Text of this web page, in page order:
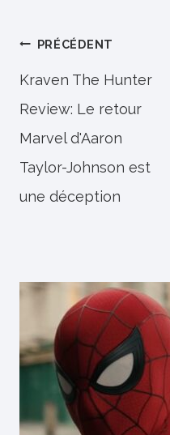
Navigation
de
l’article
PRÉCÉDENT
Kraven The Hunter
Review: Le retour
Marvel d'Aaron
Taylor-Johnson est
une déception